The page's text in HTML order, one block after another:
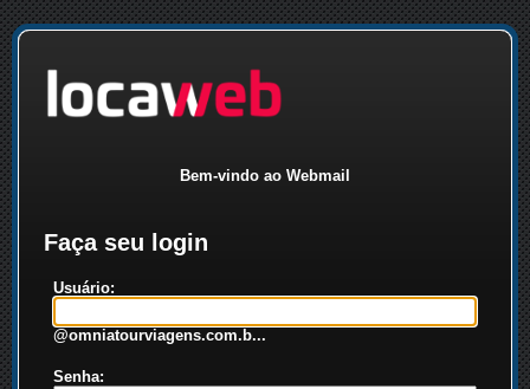
Bem-vindo ao Webmail
Faça seu login
Usuário:
@omniatourviagens.com.b...
Senha: